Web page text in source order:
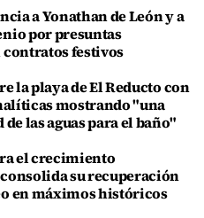
a Yonathan de León y a
por presuntas
festivos
la playa de El Reducto con
mostrando "una
las aguas para el baño"
el crecimiento
su recuperación
en máximos históricos